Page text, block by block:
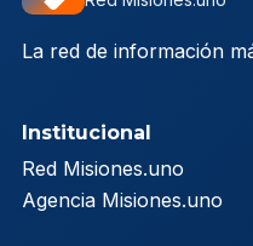
La red de información
Institucional
Red Misiones.uno
Agencia Misiones.uno